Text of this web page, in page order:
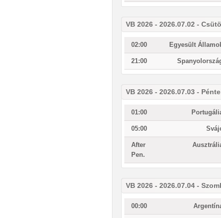
VB 2026 - 2026.07.02 -
02:00 Egyesült
21:00
VB 2026 - 2026.07.03 -
01:00
05:00
After
Pen.
VB 2026 - 2026.07.04 -
00:00